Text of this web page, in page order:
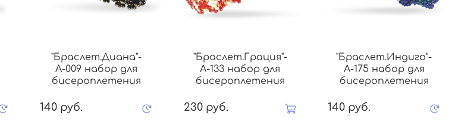
"Браслет.Диана"-
А-009 набор для
бисероплетения
140 руб.
"Браслет.Грация"-
А-133 набор для
бисероплетения
230 руб.
"Браслет.Индиго"-
А-175 набор для
бисероплетения
140 руб.